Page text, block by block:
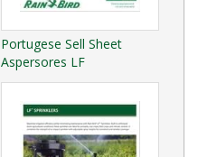
Portugese Sell Sheet
Aspersores LF